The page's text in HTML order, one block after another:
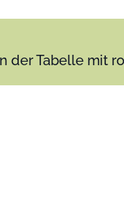
der Tabelle mit